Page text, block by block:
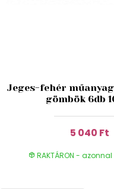
Jeges-fehér
gömbök 6db
5 040 Ft
RAKTÁRON -